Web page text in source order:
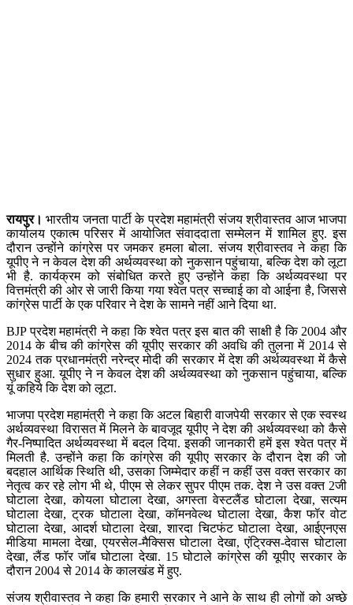
रायपुर।भारतीय जनता पार्टी के प्रदेश महामंत्री संजय श्रीवास्तव आज भाजपा
कार्यालय एकात्म परिसर में आयोजित संवाददाता सम्मेलन में शामिल हुए. इस
दौरान उन्होंने कांग्रेस पर जमकर हमला बोला. संजय श्रीवास्तव ने कहा कि
यूपीए ने न केवल देश की अर्थव्यवस्था को नुकसान पहुंचाया, बल्कि देश को लूटा
भी है. कार्यक्रम को संबोधित करते हुए उन्होंने कहा कि अर्थव्यवस्था पर
वित्तमंत्री की ओर से जारी किया गया श्वेत पत्र सच्चाई का वो आईना है, जिससे
कांग्रेस पार्टी के एक परिवार ने देश के सामने नहीं आने दिया था.
BJP प्रदेश महामंत्री ने कहा कि श्वेत पत्र इस बात की साक्षी है कि 2004 और
2014 के बीच की कांग्रेस की यूपीए सरकार की अवधि की तुलना में 2014 से
2024 तक प्रधानमंत्री नरेन्द्र मोदी की सरकार में देश की अर्थव्यवस्था में कैसे
सुधार हुआ. यूपीए ने न केवल देश की अर्थव्यवस्था को नुकसान पहुंचाया, बल्कि
यूं कहिये कि देश को लूटा.
भाजपा प्रदेश महामंत्री ने कहा कि अटल बिहारी वाजपेयी सरकार से एक स्वस्थ
अर्थव्यवस्था विरासत में मिलने के बावजूद यूपीए ने देश की अर्थव्यवस्था को कैसे
गैर-निष्पादित अर्थव्यवस्था में बदल दिया. इसकी जानकारी हमें इस श्वेत पत्र में
मिलती है. उन्होंने कहा कि कांग्रेस की यूपीए सरकार के दौरान देश की जो
बदहाल आर्थिक स्थिति थी, उसका जिम्मेदार कहीं न कहीं उस वक्त सरकार का
नेतृत्व कर रहे लोग भी थे, पीएम से लेकर सुपर पीएम तक. देश ने उस वक्त 2जी
घोटाला देखा, कोयला घोटाला देखा, अगस्ता वेस्टलैंड घोटाला देखा, सत्यम
घोटाला देखा, ट्रक घोटाला देखा, कॉमनवेल्थ घोटाला देखा, कैश फॉर वोट
घोटाला देखा, आदर्श घोटाला देखा, शारदा चिटफंट घोटाला देखा, आईएनएस
मीडिया मामला देखा, एयरसेल-मैक्सिस घोटाला देखा, एंट्रिक्स-देवास घोटाला
देखा, लैंड फॉर जॉब घोटाला देखा. 15 घोटाले कांग्रेस की यूपीए सरकार के
दौरान 2004 से 2014 के कालखंड में हुए.
संजय श्रीवास्तव ने कहा कि हमारी सरकार ने आने के साथ ही लोगों को अच्छे